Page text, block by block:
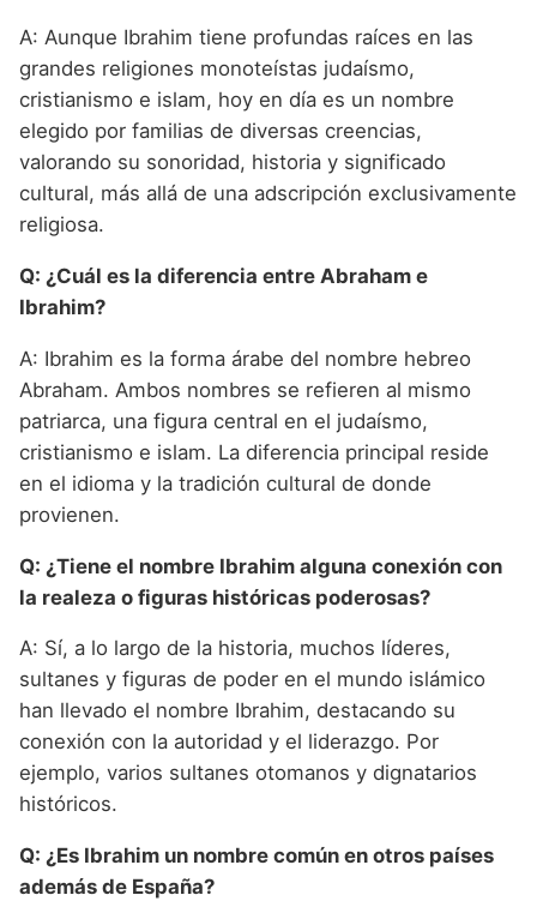
A: Aunque Ibrahim tiene profundas raíces en las
grandes religiones monoteístas judaísmo,
cristianismo e islam, hoy en día es un nombre
elegido por familias de diversas creencias,
valorando su sonoridad, historia y significado
cultural, más allá de una adscripción exclusivamente
religiosa.
Q: ¿Cuál es la diferencia entre Abraham e
Ibrahim?
A: Ibrahim es la forma árabe del nombre hebreo
Abraham. Ambos nombres se refieren al mismo
patriarca, una figura central en el judaísmo,
cristianismo e islam. La diferencia principal reside
en el idioma y la tradición cultural de donde
provienen.
Q: ¿Tiene el nombre Ibrahim alguna conexión con
la realeza o figuras históricas poderosas?
A: Sí, a lo largo de la historia, muchos líderes,
sultanes y figuras de poder en el mundo islámico
han llevado el nombre Ibrahim, destacando su
conexión con la autoridad y el liderazgo. Por
ejemplo, varios sultanes otomanos y dignatarios
históricos.
Q: ¿Es Ibrahim un nombre común en otros países
además de España?